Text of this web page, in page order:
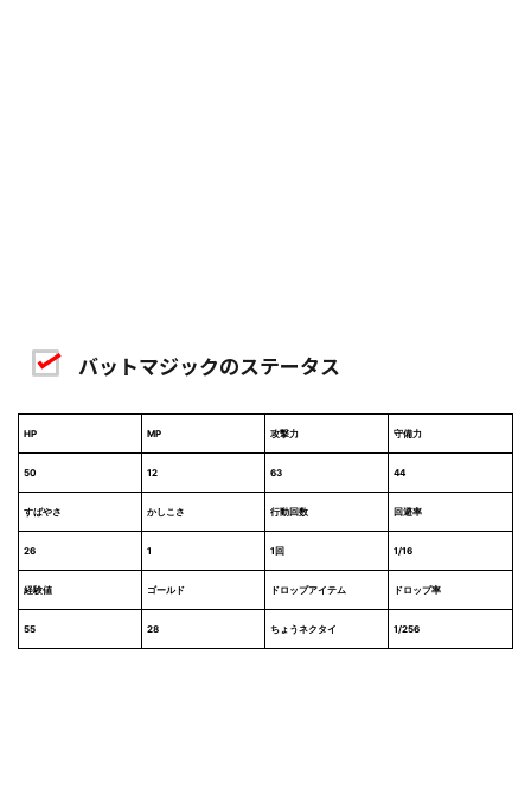
バットマジックのステータス
HP MP 攻撃力 守備力
50 12 63 44
すばやさ かしこさ 行動回数 回避率
26 1 1回 1/16
経験値 ゴールド ドロップアイテム ドロップ率
55 28 ちょうネクタイ 1/256